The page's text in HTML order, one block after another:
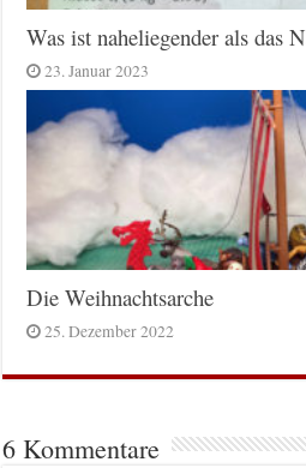
Was ist naheliegender als das
23. Januar 2023
Die Weihnachtsarche
25. Dezember 2022
6 Kommentare